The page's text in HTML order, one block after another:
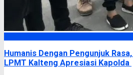
Humanis Dengan Pengunjuk
LPMT Kalteng Apresiasi Kapolda